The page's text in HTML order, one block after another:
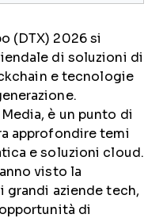
(DTX) 2026 si
di soluzioni di
e tecnologie
è un punto di
approfondire temi
e soluzioni cloud.
visto la
grandi aziende tech,
di